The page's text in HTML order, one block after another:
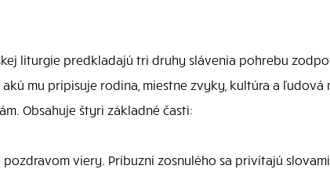
liturgie predkladajú tri druhy slávenia pohrebu
mu pripisuje rodina, miestne zvyky, kultúra a
Obsahuje štyri základné časti:
viery. Príbuzní zosnulého sa privítajú